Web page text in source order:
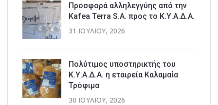
Προσφορά αλληλεγγύης από την
Kafea Terra S.A. προς το Κ.Υ.Α.Δ.Α.
31 ΙΟΥΛΊΟΥ, 2026
Πολύτιμος υποστηρικτής του
Κ.Υ.Α.Δ.Α. η εταιρεία Καλαμαία
Τρόφιμα
30 ΙΟΥΛΊΟΥ, 2026